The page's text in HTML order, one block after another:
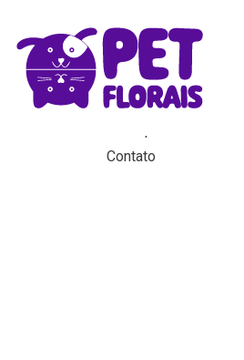
MENU
Home
Produtos
Contato